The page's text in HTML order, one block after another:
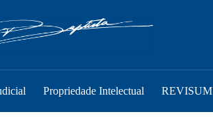
Propriedade Intelectual REVISUM